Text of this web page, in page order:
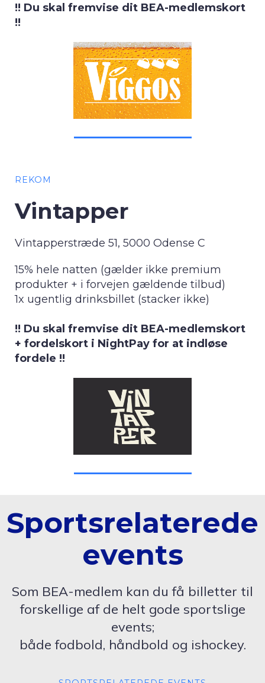
!! Du skal fremvise dit BEA-medlemskort
!!
REKOM
Vintapper
Vintapperstræde 51, 5000 Odense C
15% hele natten (gælder ikke premium
produkter + i forvejen gældende tilbud)
1x ugentlig drinksbillet (stacker ikke)
!! Du skal fremvise dit BEA-medlemskort
+ fordelskort i NightPay for at indløse
fordele !!
Sportsrelaterede
events
Som BEA-medlem kan du få billetter til
forskellige af de helt gode sportslige
events;
både fodbold, håndbold og ishockey.